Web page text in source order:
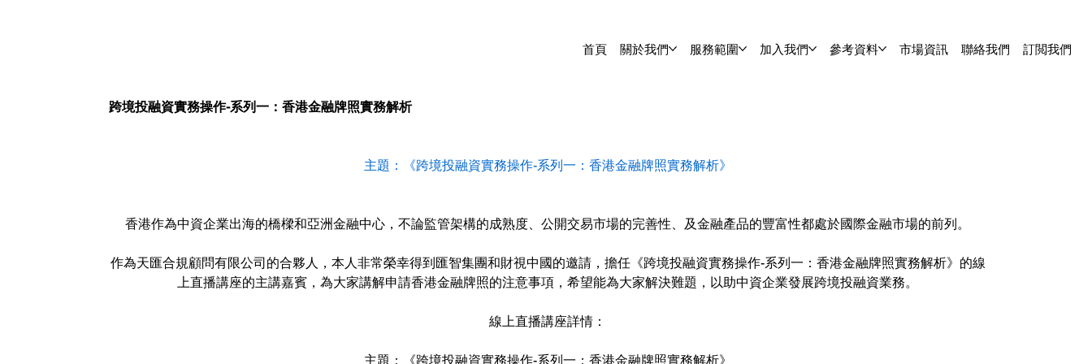
首頁 關於我們 服務範圍 加入我們 參考資料 市場資訊 聯絡我們 訂閲我們
跨境投融資實務操作-系列一：香港金融牌照實務解析
主題：《跨境投融資實務操作-系列一：香港金融牌照實務解析》
香港作為中資企業出海的橋樑和亞洲金融中心，不論監管架構的成熟度、公開交易市場的完善性、及金融產品的豐富性都處於國際金融市場的前列。
作為天匯合規顧問有限公司的合夥人，本人非常榮幸得到匯智集團和財視中國的邀請，擔任《跨境投融資實務操作-系列一：香港金融牌照實務解析》的線
上直播講座的主講嘉賓，為大家講解申請香港金融牌照的注意事項，希望能為大家解決難題，以助中資企業發展跨境投融資業務。
線上直播講座詳情：
主題：《跨境投融資實務操作-系列一：香港金融牌照實務解析》